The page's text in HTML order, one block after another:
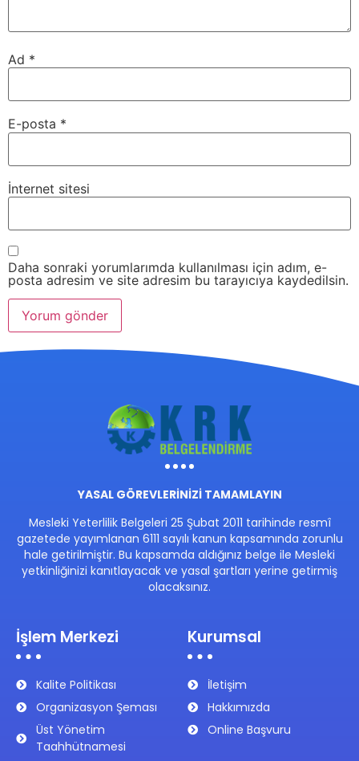
Ad *
E-posta *
İnternet sitesi
Daha sonraki yorumlarımda kullanılması için adım, e-
posta adresim ve site adresim bu tarayıcıya kaydedilsin.
YASAL GÖREVLERİNİZİ TAMAMLAYIN
Mesleki Yeterlilik Belgeleri 25 Şubat 2011 tarihinde resmî
gazetede yayımlanan 6111 sayılı kanun kapsamında zorunlu
hale getirilmiştir. Bu kapsamda aldığınız belge ile Mesleki
yetkinliğinizi kanıtlayacak ve yasal şartları yerine getirmiş
olacaksınız.
İşlem Merkezi
Kalite Politikası
Organizasyon Şeması
Üst Yönetim
Taahhütnamesi
Kurumsal
İletişim
Hakkımızda
Online Başvuru